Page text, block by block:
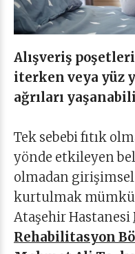
Alışveriş
iterken veya yüz
ağrıları
Tek sebebi fıtık
yönde etkileyen
olmadan
kurtulmak
Ataşehir Hastanesi
Rehabilitasyon